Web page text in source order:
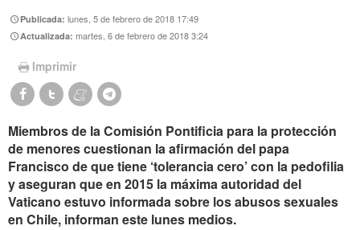
Publicada:lunes, 5 de febrero de 2018 17:49
Actualizada:martes, 6 de febrero de 2018 3:24
Imprimir
Miembros de la Comisión Pontificia para la protección
de menores cuestionan la afirmación del papa
Francisco de que tiene ‘tolerancia cero’ con la pedofilia
y aseguran que en 2015 la máxima autoridad del
Vaticano estuvo informada sobre los abusos sexuales
en Chile, informan este lunes medios.